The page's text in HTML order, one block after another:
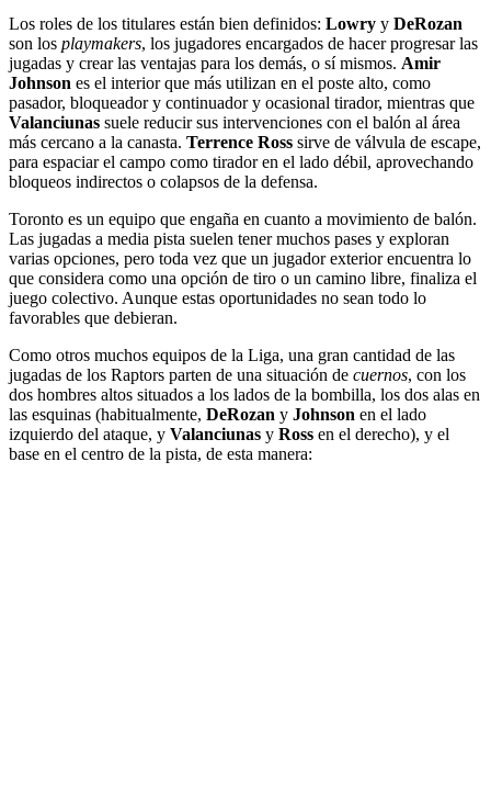
Los roles de los titulares están bien definidos: Lowry y DeRozan
son los playmakers, los jugadores encargados de hacer progresar las
jugadas y crear las ventajas para los demás, o sí mismos. Amir
Johnson es el interior que más utilizan en el poste alto, como
pasador, bloqueador y continuador y ocasional tirador, mientras que
Valanciunas suele reducir sus intervenciones con el balón al área
más cercano a la canasta. Terrence Ross sirve de válvula de escape,
para espaciar el campo como tirador en el lado débil, aprovechando
bloqueos indirectos o colapsos de la defensa.
Toronto es un equipo que engaña en cuanto a movimiento de balón.
Las jugadas a media pista suelen tener muchos pases y exploran
varias opciones, pero toda vez que un jugador exterior encuentra lo
que considera como una opción de tiro o un camino libre, finaliza el
juego colectivo. Aunque estas oportunidades no sean todo lo
favorables que debieran.
Como otros muchos equipos de la Liga, una gran cantidad de las
jugadas de los Raptors parten de una situación de cuernos, con los
dos hombres altos situados a los lados de la bombilla, los dos alas en
las esquinas (habitualmente, DeRozan y Johnson en el lado
izquierdo del ataque, y Valanciunas y Ross en el derecho), y el
base en el centro de la pista, de esta manera: